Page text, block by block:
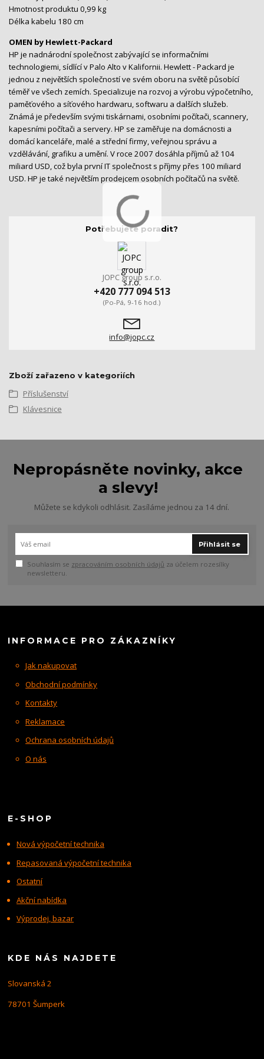
Hmotnost produktu 0,99 kg
Délka kabelu 180 cm
OMEN by Hewlett-Packard
HP je nadnárodní společnost zabývající se informačními
technologiemi, sídlící v Palo Alto v Kalifornii. Hewlett - Packard je
jednou z největších společností ve svém oboru na světě působící
téměř ve všech zemích. Specializuje na rozvoj a výrobu výpočetního,
paměťového a síťového hardwaru, softwaru a dalších služeb.
Známá je především svými tiskárnami, osobními počítači, scannery,
kapesními počítači a servery. HP se zaměřuje na domácnosti a
domácí kanceláře, malé a střední firmy, veřejnou správu a
vzdělávání, grafiku a umění. V roce 2007 dosáhla příjmů až 104
miliard USD, což byla první IT společnost s příjmy přes 100 miliard
USD. HP je také největším prodejcem osobních počítačů na světě.
Potřebujete poradit?
JOPC group s.r.o.
+420 777 094 513
(Po-Pá, 9-16 hod.)
info@jopc.cz
Zboží zařazeno v kategoriích
Příslušenství
Klávesnice
Nepropásněte novinky, akce
a slevy!
Můžete se kdykoli odhlásit. Zasíláme jednou za 14 dní.
Přihlásit se
Souhlasím se zpracováním osobních údajů za účelem rozesílky
newsletteru.
INFORMACE PRO ZÁKAZNÍKY
Jak nakupovat
Obchodní podmínky
Kontakty
Reklamace
Ochrana osobních údajů
O nás
E-SHOP
Nová výpočetní technika
Repasovaná výpočetní technika
Ostatní
Akční nabídka
Výprodej, bazar
KDE NÁS NAJDETE
Slovanská 2
78701 Šumperk